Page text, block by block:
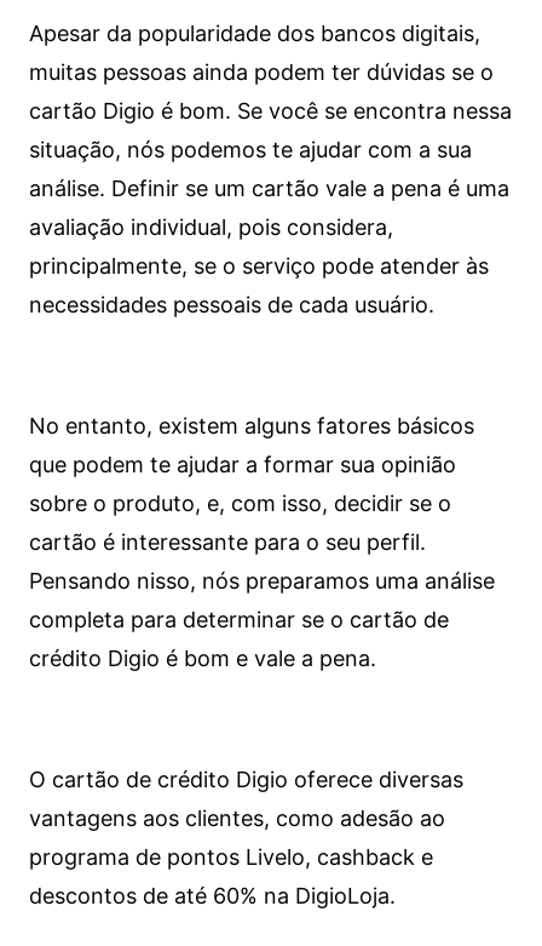
Apesar da popularidade dos bancos digitais,
muitas pessoas ainda podem ter dúvidas se o
cartão Digio é bom. Se você se encontra nessa
situação, nós podemos te ajudar com a sua
análise. Definir se um cartão vale a pena é uma
avaliação individual, pois considera,
principalmente, se o serviço pode atender às
necessidades pessoais de cada usuário.
No entanto, existem alguns fatores básicos
que podem te ajudar a formar sua opinião
sobre o produto, e, com isso, decidir se o
cartão é interessante para o seu perfil.
Pensando nisso, nós preparamos uma análise
completa para determinar se o cartão de
crédito Digio é bom e vale a pena.
O cartão de crédito Digio oferece diversas
vantagens aos clientes, como adesão ao
programa de pontos Livelo, cashback e
descontos de até 60% na DigioLoja.